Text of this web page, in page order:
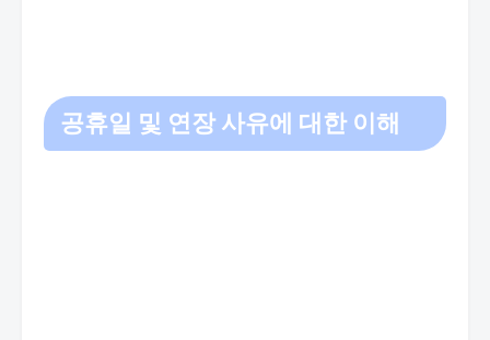
공휴일 및 연장 사유에 대한 이해